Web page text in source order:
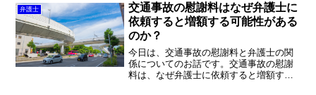
弁護士
交通事故の慰謝料はなぜ弁護士に
依頼すると増額する可能性がある
のか？
今日は、交通事故の慰謝料と弁護士の関
係についてのお話です。交通事故の慰謝
料は、なぜ弁護士に依頼すると増額する